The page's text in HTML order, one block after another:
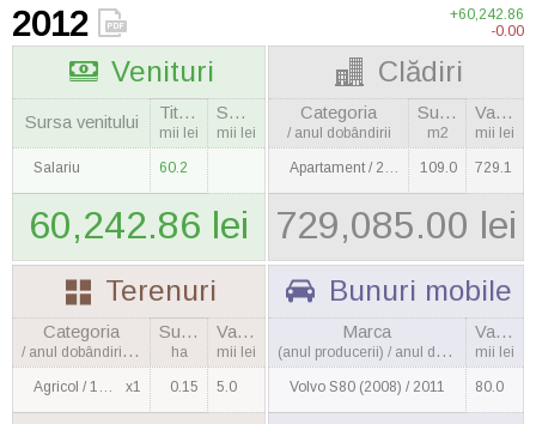
2012
+60,242.86
-0.00
Venituri
Sursa venitului Titular
mii lei
Soţie
mii lei
Salariu 60.2
60,242.86 lei
Clădiri
Categoria
/ anul dobândirii
Suprafaţa
m2
Valoarea
mii lei
Apartament / 2009 109.0 729.1
729,085.00 lei
Terenuri
Categoria
/ anul dobândirii, cantitatea
Suprafaţa
ha
Valoarea
mii lei
Agricol / 1990 x1 0.15 5.0
Bunuri mobile
Marca
(anul producerii) / anul dobândirii
Valoarea
mii lei
Volvo S80 (2008) / 2011 80.0